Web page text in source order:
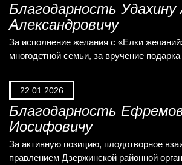
Благодарность
Александровичу
За исполнение желания с «Елки
многодетной семьи, за вручение подарка
22.01.2026
Благодарность
Иосифовичу
За активную позицию, плодотворное
правлением Дзержинской районной